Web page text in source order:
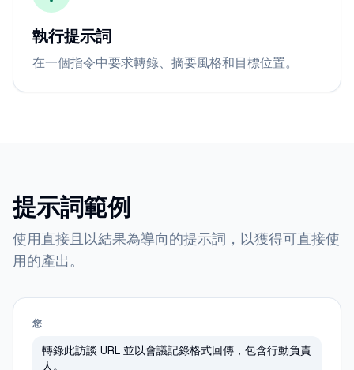
執行提示詞
在一個指令中要求轉錄、摘要風格和目標位置。
提示詞範例
使用直接且以結果為導向的提示詞，以獲得可直接使
用的產出。
您
轉錄此訪談 URL 並以會議記錄格式回傳，包含行動負責
人。